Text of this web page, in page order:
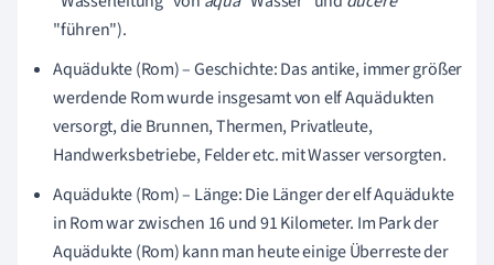
"führen").
Aquädukte (Rom) – Geschichte: Das antike, immer größer
werdende Rom wurde insgesamt von elf Aquädukten
versorgt, die Brunnen, Thermen, Privatleute,
Handwerksbetriebe, Felder etc. mit Wasser versorgten.
Aquädukte (Rom) – Länge: Die Länger der elf Aquädukte
in Rom war zwischen 16 und 91 Kilometer. Im Park der
Aquädukte (Rom) kann man heute einige Überreste der